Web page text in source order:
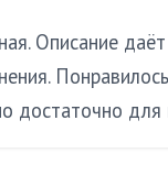
Описание
достаточно для